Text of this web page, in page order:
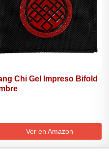
Chi Gel Impreso Bifold
Ver en Amazon